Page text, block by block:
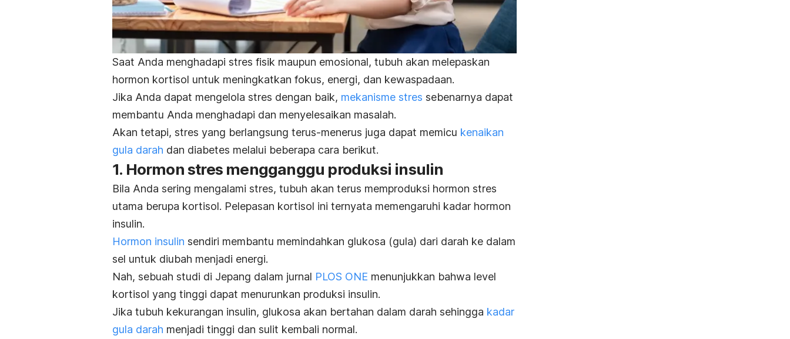
Saat Anda menghadapi stres fisik maupun emosional, tubuh akan melepaskan
hormon kortisol untuk meningkatkan fokus, energi, dan kewaspadaan.
Jika Anda dapat mengelola stres dengan baik, mekanisme stres sebenarnya dapat
membantu Anda menghadapi dan menyelesaikan masalah.
Akan tetapi, stres yang berlangsung terus-menerus juga dapat memicu kenaikan
gula darah dan diabetes melalui beberapa cara berikut.
1. Hormon stres mengganggu produksi insulin
Bila Anda sering mengalami stres, tubuh akan terus memproduksi hormon stres
utama berupa kortisol. Pelepasan kortisol ini ternyata memengaruhi kadar hormon
insulin.
Hormon insulin sendiri membantu memindahkan glukosa (gula) dari darah ke dalam
sel untuk diubah menjadi energi.
Nah, sebuah studi di Jepang dalam jurnal PLOS ONE menunjukkan bahwa level
kortisol yang tinggi dapat menurunkan produksi insulin.
Jika tubuh kekurangan insulin, glukosa akan bertahan dalam darah sehingga kadar
gula darah menjadi tinggi dan sulit kembali normal.